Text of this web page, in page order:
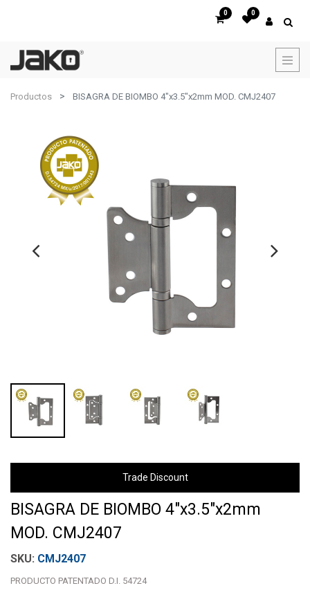
0 0
Productos BISAGRA DE BIOMBO 4"x3.5"x2mm MOD. CMJ2407
Trade Discount
BISAGRA DE BIOMBO 4"x3.5"x2mm
MOD. CMJ2407
CMJ2407
PRODUCTO PATENTADO D.I. 54724